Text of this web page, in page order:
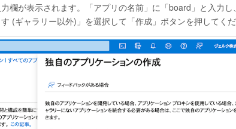
欄が表示されます。「アプリの名前」に「board」と入力し
(ギャラリー以外)」を選択して「作成」ボタンを押してく